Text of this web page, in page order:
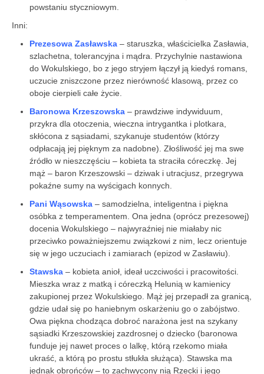
powstaniu styczniowym.
Inni:
Prezesowa Zasławska – staruszka, właścicielka Zasławia,
szlachetna, tolerancyjna i mądra. Przychylnie nastawiona
do Wokulskiego, bo z jego stryjem łączył ją kiedyś romans,
uczucie zniszczone przez nierówność klasową, przez co
oboje cierpieli całe życie.
Baronowa Krzeszowska – prawdziwe indywiduum,
przykra dla otoczenia, wieczna intrygantka i plotkara,
skłócona z sąsiadami, szykanuje studentów (którzy
odpłacają jej pięknym za nadobne). Złośliwość jej ma swe
źródło w nieszczęściu – kobieta ta straciła córeczkę. Jej
mąż – baron Krzeszowski – dziwak i utracjusz, przegrywa
pokaźne sumy na wyścigach konnych.
Pani Wąsowska – samodzielna, inteligentna i piękna
osóbka z temperamentem. Ona jedna (oprócz prezesowej)
docenia Wokulskiego – najwyraźniej nie miałaby nic
przeciwko poważniejszemu związkowi z nim, lecz orientuje
się w jego uczuciach i zamiarach (epizod w Zasławiu).
Stawska – kobieta anioł, ideał uczciwości i pracowitości.
Mieszka wraz z matką i córeczką Helunią w kamienicy
zakupionej przez Wokulskiego. Mąż jej przepadł za granicą,
gdzie udał się po haniebnym oskarżeniu go o zabójstwo.
Owa piękna chodząca dobroć narażona jest na szykany
sąsiadki Krzeszowskiej zazdrosnej o dziecko (baronowa
funduje jej nawet proces o lalkę, którą rzekomo miała
ukraść, a którą po prostu stłukła służąca). Stawska ma
jednak obrońców – to zachwycony nią Rzecki i jego